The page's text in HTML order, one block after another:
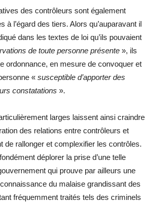
des contrôleurs sont également
à l’égard des tiers. Alors qu’auparavant il
dans les textes de loi qu’ils pouvaient
de toute personne présente », ils
ordonnance, en mesure de convoquer et
« susceptible d’apporter des
constatations ».
larges laissent ainsi craindre
des relations entre contrôleurs et
de rallonger et complexifier les contrôles.
déplorer la prise d’une telle
qui prouve par ailleurs une
du malaise grandissant des
fréquemment traités tels des criminels